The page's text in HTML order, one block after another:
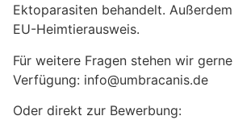
Ektoparasiten behandelt.
EU-Heimtierausweis.
Für weitere Fragen stehen wir
Verfügung: info@umbracanis.de
Oder direkt zur Bewerbung: